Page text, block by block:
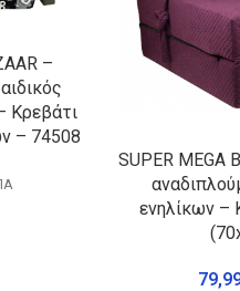
–
Κρεβάτι
– 74508
SUPER MEGA
ενηλίκων –